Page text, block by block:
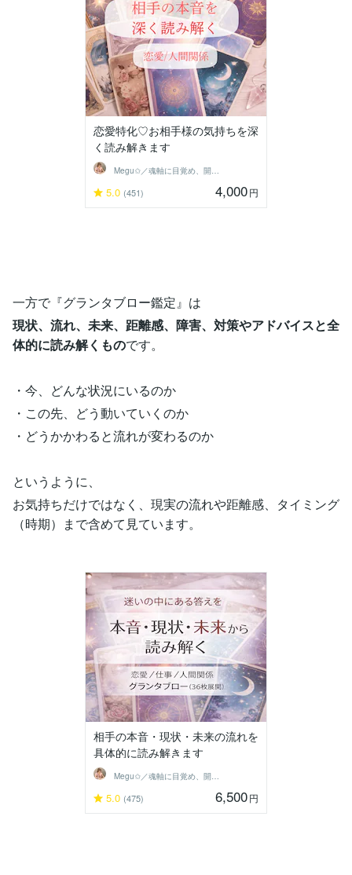
恋愛特化♡お相手様の気持ちを深
く読み解きます
Megu✩／魂軸に目覚め、開花させる魔女
5.0 (451) 4,000円
一方で『グランタブロー鑑定』は
現状、流れ、未来、距離感、障害、対策やアドバイスと全
体的に読み解くものです。
・今、どんな状況にいるのか
・この先、どう動いていくのか
・どうかかわると流れが変わるのか
というように、
お気持ちだけではなく、現実の流れや距離感、タイミング
（時期）まで含めて見ています。
相手の本音・現状・未来の流れを
具体的に読み解きます
Megu✩／魂軸に目覚め、開花させる魔女
5.0 (475) 6,500円